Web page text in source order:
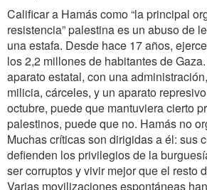
Calificar a Hamás como “la principal
resistencia” palestina es un abuso de
una estafa. Desde hace 17 años,
los 2,2 millones de habitantes de
aparato estatal, con una
milicia, cárceles, y un aparato
octubre, puede que mantuviera cierto
palestinos, puede que no. Hamás no
Muchas críticas son dirigidas a él: sus
defienden los privilegios de la
ser corruptos y vivir mejor que el resto
Varias movilizaciones espontáneas